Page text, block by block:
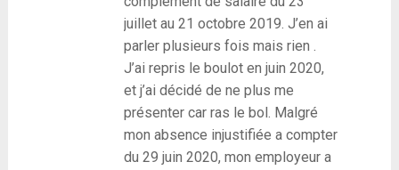
juillet au 21 octobre 2019. J’en ai
parler plusieurs fois mais rien .
J’ai repris le boulot en juin 2020,
et j’ai décidé de ne plus me
présenter car ras le bol. Malgré
mon absence injustifiée a compter
du 29 juin 2020, mon employeur a